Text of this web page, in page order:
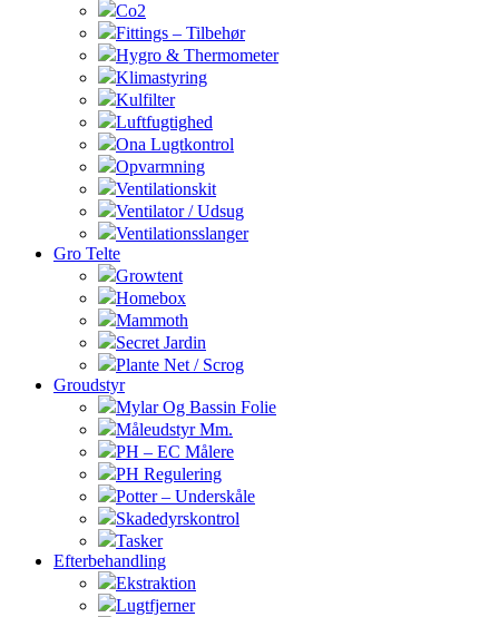
Co2
Fittings – Tilbehør
Hygro & Thermometer
Klimastyring
Kulfilter
Luftfugtighed
Ona Lugtkontrol
Opvarmning
Ventilationskit
Ventilator / Udsug
Ventilationsslanger
Gro Telte
Growtent
Homebox
Mammoth
Secret Jardin
Plante Net / Scrog
Groudstyr
Mylar Og Bassin Folie
Måleudstyr Mm.
PH – EC Målere
PH Regulering
Potter – Underskåle
Skadedyrskontrol
Tasker
Efterbehandling
Ekstraktion
Lugtfjerner